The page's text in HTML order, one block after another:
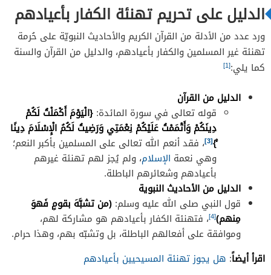
الدليل على تحريم تهنئة الكفار بأعيادهم
ورد عدد من الأدلة من القرآن الكريم والأحاديث النبويّة على حُرمة
تهنئة غير المسلمين والكفار بأعيادهم، والدليل من القرآن والسنة
كما يلي:[1]
الدليل من القرآن
قوله تعالى في سورة المائدة: {الْيَوْمَ أَكْمَلْتُ لَكُمْ
دِينَكُمْ وَأَتْمَمْتُ عَلَيْكُمْ نِعْمَتِي وَرَضِيتُ لَكُمُ الْإِسْلَامَ دِينًا
ۚ}[3] ، فقد أنعم الله تعالى على المسلمين بأكبر النعم؛
وهي نعمة الإسلام، ولم يُجز لهم تهنئة غيرهم
بأعيادهم وشعائرهم الباطلة.
الدليل من الأحاديث النبوية
قول النبي صلى الله عليه وسلم: (من تشبَّهَ بقومٍ فَهوَ
مِنهم)[4] ، فتهنئة الكفار بأعيادهم هو مشاركة لهم،
وموافقة على أفعالهم الباطلة، بل وتشبّه بهم، وهذا حرام.
اقرأ أيضاً: هل يجوز تهنئة المسيحيين بأعيادهم